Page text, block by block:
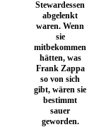
Stewardessen
abgelenkt
waren. Wenn
sie
mitbekommen
hätten, was
Frank Zappa
so von sich
gibt, wären sie
bestimmt
sauer
geworden.